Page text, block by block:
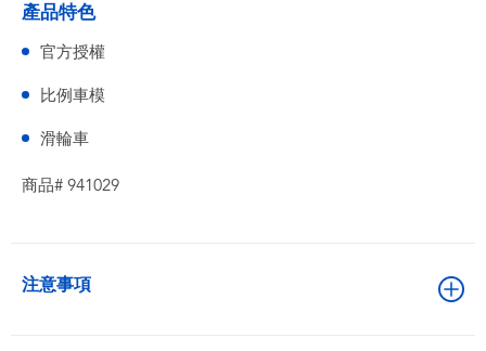
產品特色
官方授權
比例車模
滑輪車
商品# 941029
注意事項